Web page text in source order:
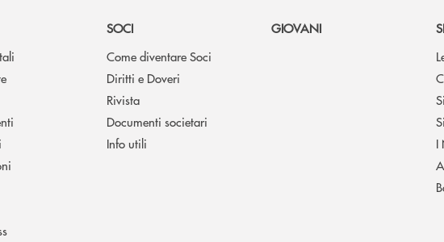
SOCI
Come diventare Soci
Diritti e Doveri
Rivista
Documenti societari
Info utili
GIOVANI
I